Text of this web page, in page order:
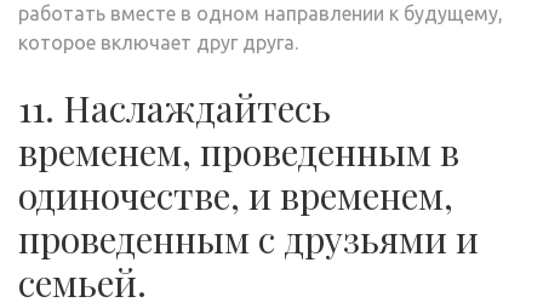
работать вместе в одном направлении к будущему,
которое включает друг друга.
11. Наслаждайтесь
временем, проведенным в
одиночестве, и временем,
проведенным с друзьями и
семьей.